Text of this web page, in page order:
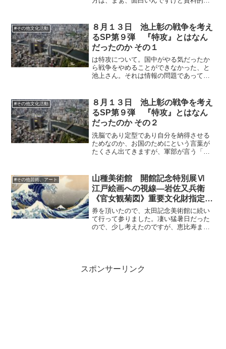
なりを思い出すといった面が製作の過程
から見ても強いと思うので...
#その他文化活動
８月１３日 池上彰の戦争を考え
るSP第９弾 『特攻』とはなん
だったのか その１
は特攻について。国中がやる気だったか
ら戦争をやめることができなかった、と
池上さん。それは情報の問題であって、
理やり志願させられる実態を改めておさ
らい。特攻に行く直前の写...
#その他文化活動
８月１３日 池上彰の戦争を考え
るSP第９弾 『特攻』とはなん
だったのか その２
洗脳であり定型であり自分を納得させる
ためなのか、お国のためにという言葉が
たくさん出てきますが、軍部が言う「お
強いられているのが庶民です。国とは国
体であって既得権の総称であ...
#その他芸術、アート
山種美術館 開館記念特別展Ⅵ
江戸絵画への視線―岩佐又兵衛
《官女観菊図》重要文化財指定記
念―
券を頂いたので、太田記念美術館に続い
て行って参りました。凄い猛暑日だった
ので、少し考えたのですが、恵比寿まで
スポンサーリンク